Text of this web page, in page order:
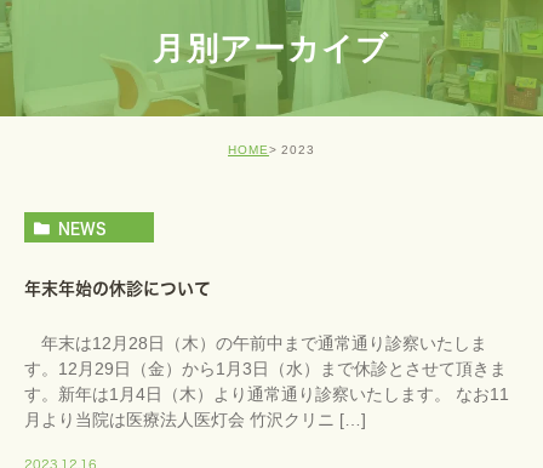
月別アーカイブ
HOME 2023
NEWS
年末年始の休診について
年末は12月28日（木）の午前中まで通常通り診察いたしま
す。12月29日（金）から1月3日（水）まで休診とさせて頂きま
す。新年は1月4日（木）より通常通り診察いたします。 なお11
月より当院は医療法人医灯会 竹沢クリニ […]
2023.12.16